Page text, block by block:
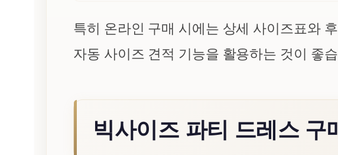
특히 온라인 구매 시에는 상세 사이즈표와
자동 사이즈 견적 기능을 활용하는 것이 좋
빅사이즈 파티 드레스